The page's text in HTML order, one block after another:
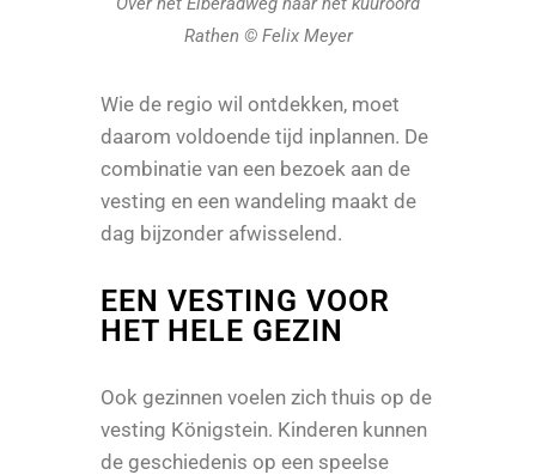
Rathen © Felix Meyer
Wie de regio wil ontdekken, moet
daarom voldoende tijd inplannen. De
combinatie van een bezoek aan de
vesting en een wandeling maakt de
dag bijzonder afwisselend.
EEN VESTING VOOR
HET HELE GEZIN
Ook gezinnen voelen zich thuis op de
vesting Königstein. Kinderen kunnen
de geschiedenis op een speelse